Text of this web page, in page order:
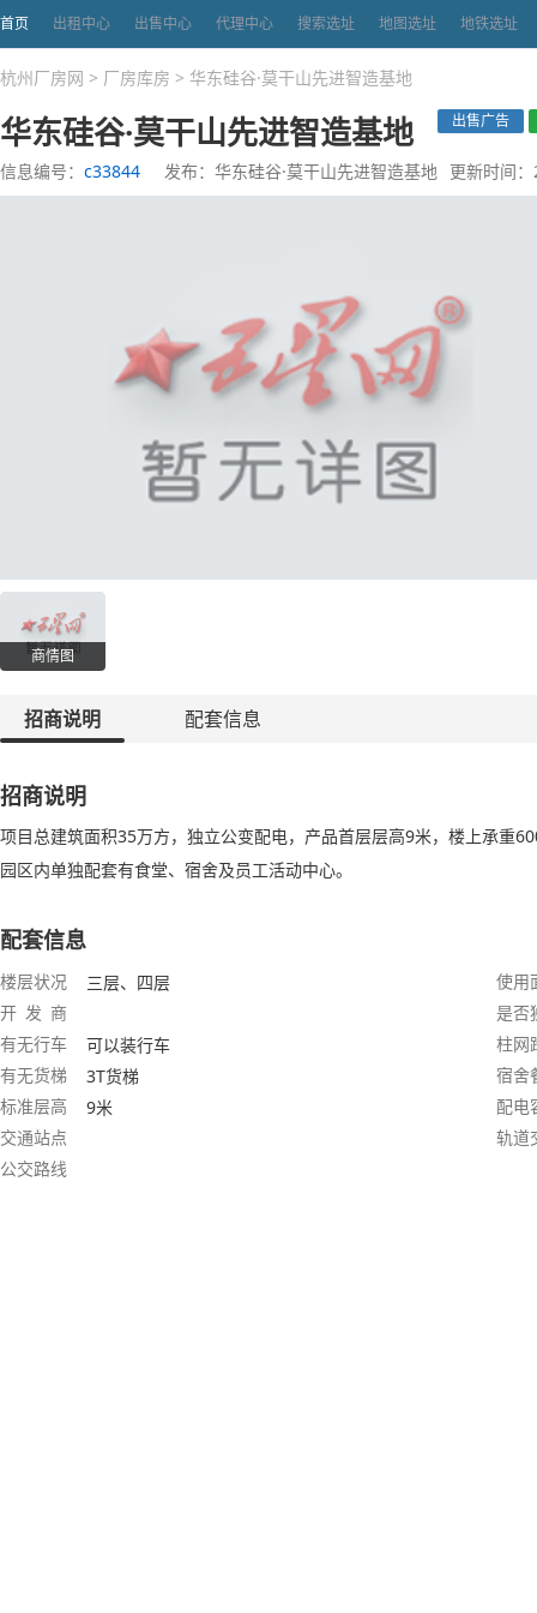
首页 出租中心 出售中心 代理中心 搜索选址 地图选址 地铁选址
杭州厂房网 > 厂房库房 > 华东硅谷·莫干山先进智造基地
华东硅谷·莫干山先进智造基地 出售广告
信息编号： c33844 发布：华东硅谷·莫干山先进智造基地 更新时间
商情图
招商说明 配套信息
招商说明
项目总建筑面积35万方，独立公变配电，产品首层层高9米，楼上承重
园区内单独配套有食堂、宿舍及员工活动中心。
配套信息
楼层状况 三层、四层
使用
开 发 商
是否
有无行车
可以装行车
柱网
有无货梯
3T货梯
宿舍
标准层高
9米
配电
交通站点
轨道
公交路线